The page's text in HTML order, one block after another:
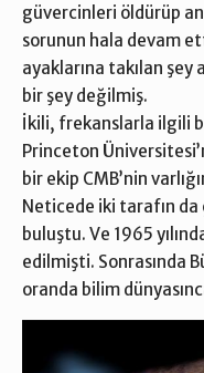
güvercinleri öldürüp
sorunun hala devam
ayaklarına takılan şey
bir şey değilmiş.
İkili, frekanslarla ilgili
Princeton
bir ekip CMB’nin
Neticede iki tarafın da
buluştu. Ve 1965
edilmişti. Sonrasında
oranda bilim